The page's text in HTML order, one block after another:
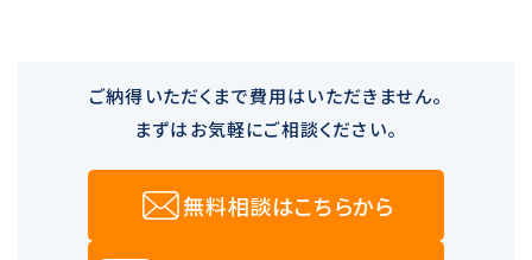
ご納得いただくまで費用はいただきません。
まずはお気軽にご相談ください。
無料相談はこちらから